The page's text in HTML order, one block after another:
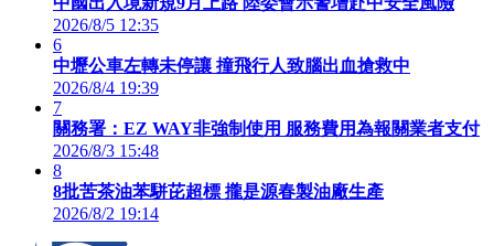
2026/8/5 12:35
6
中壢公車左轉未停讓 撞飛行人致腦出血搶救中
2026/8/4 19:39
7
關務署：EZ WAY非強制使用 服務費用為報關業者支付
2026/8/3 15:48
8
8批苦茶油苯駢芘超標 攏是源春製油廠生產
2026/8/2 19:14